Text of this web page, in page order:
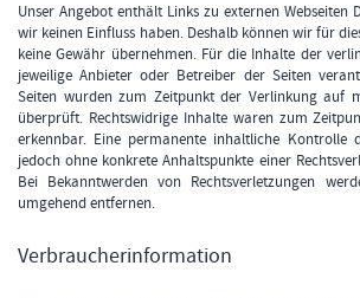
Unser Angebot enthält Links zu externen Webseiten
wir keinen Einfluss haben. Deshalb können wir für
keine Gewähr übernehmen. Für die Inhalte der
jeweilige Anbieter oder Betreiber der Seiten
Seiten wurden zum Zeitpunkt der Verlinkung auf
überprüft. Rechtswidrige Inhalte waren zum
erkennbar. Eine permanente inhaltliche Kontrolle
jedoch ohne konkrete Anhaltspunkte einer
Bei Bekanntwerden von Rechtsverletzungen
umgehend entfernen.
Verbraucherinformation